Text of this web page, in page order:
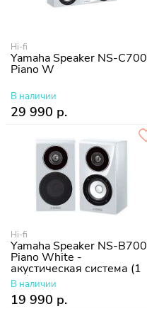
Hi-fi
Yamaha Speaker NS-C700
Piano W
В наличии
29 990 р.
Hi-fi
Yamaha Speaker NS-B700
Piano White -
акустическая система (1
шт.)
В наличии
19 990 р.